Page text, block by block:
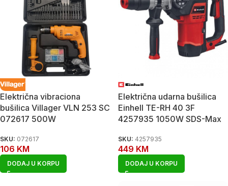
Električna vibraciona
bušilica Villager VLN 253 SC
072617 500W
SKU: 072617
106 KM
DODAJ U KORPU
Električna udarna bušilica
Einhell TE-RH 40 3F
4257935 1050W SDS-Max
SKU: 4257935
449 KM
DODAJ U KORPU